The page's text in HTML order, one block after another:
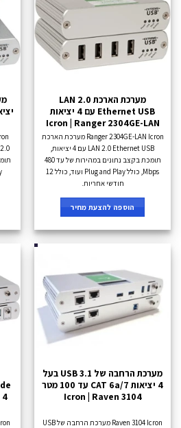
מערכת הארכת LAN 2.0
Ethernet USB עם 4 יציאות
Icron | Ranger 2304GE-LAN
Ranger 2304GE-LAN Icron מערכת הארכת
LAN 2.0 Ethernet USB עם 4 יציאות,
תומכת בקצב נתונים במהירות של עד 480
Mbps, כולל Plug and Play ועוד, כולל 12
חודשי אחריות.
הוספה להצעת מחיר
מערכת הרחבה של USB 3.1 בעל
4 יציאות CAT 6a/7 עד 100 מטר
Icron | Raven 3104
Raven 3104 Icron מערכת הרחבה של USB